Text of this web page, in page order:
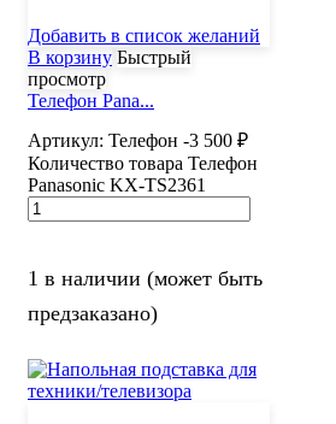
Добавить в список желаний
В корзину Быстрый
просмотр
Телефон Pana...
Артикул: Телефон -3 500 ₽
Количество товара Телефон
Panasonic KX-TS2361
1 в наличии (может быть
предзаказано)